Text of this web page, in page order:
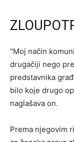
“Moj način
drugačiji nego
predstavnika
bilo koje drugo
naglašava on.
Prema njegovim